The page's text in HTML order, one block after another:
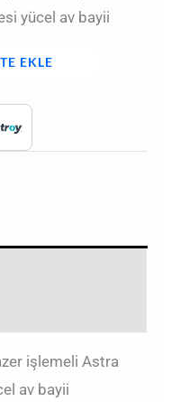
yücel av bayii
EKLE
işlemeli Astra
av bayii